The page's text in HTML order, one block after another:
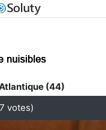
(44)
votes)